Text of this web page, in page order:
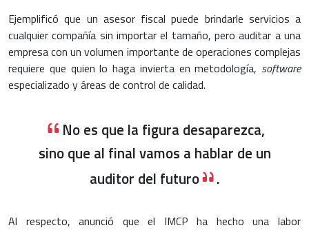
Ejemplificó que un asesor fiscal puede brindarle servicios a
cualquier compañía sin importar el tamaño, pero auditar a una
empresa con un volumen importante de operaciones complejas
requiere que quien lo haga invierta en metodología, software
especializado y áreas de control de calidad.
No es que la figura desaparezca,
sino que al final vamos a hablar de un
auditor del futuro
.
Al respecto, anunció que el IMCP ha hecho una labor